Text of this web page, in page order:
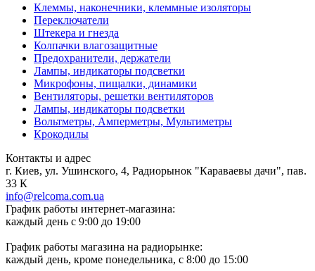
Клеммы, наконечники, клеммные изоляторы
Переключатели
Штекера и гнезда
Колпачки влагозащитные
Предохранители, держатели
Лампы, индикаторы подсветки
Микрофоны, пищалки, динамики
Вентиляторы, решетки вентиляторов
Лампы, индикаторы подсветки
Вольтметры, Амперметры, Мультиметры
Крокодилы
Контакты и адрес
г. Киев, ул. Ушинского, 4, Радиорынок "Караваевы дачи", пав.
33 К
info@relcoma.com.ua
График работы интернет-магазина:
каждый день с 9:00 до 19:00
График работы магазина на радиорынке:
каждый день, кроме понедельника, с 8:00 до 15:00